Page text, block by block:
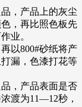
，产品上的灰尘
，再比照色板先
业。
以800#砂纸将产
漏，色漆打花等
，产品表面是否
渡为11—12秒，